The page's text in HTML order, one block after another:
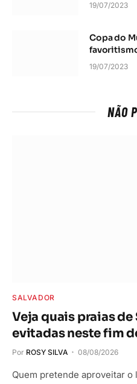
19/07/2023
Copa do
19/07/2023
NÃO
SALVADOR
Veja quais praias
evitadas neste fim
Por ROSY SILVA 08/08/2026
Quem pretende aproveitar